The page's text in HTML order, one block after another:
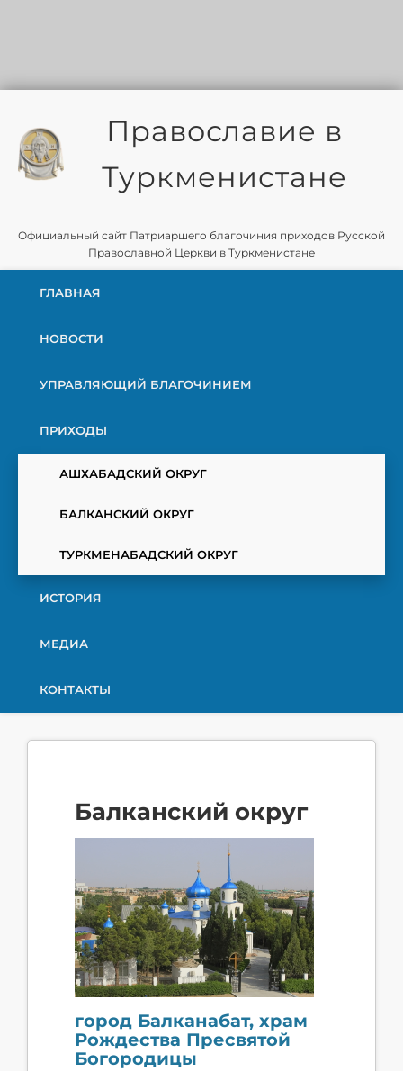
Православие в
Туркменистане
Официальный сайт Патриаршего благочиния приходов Русской
Православной Церкви в Туркменистане
ГЛАВНАЯ
НОВОСТИ
УПРАВЛЯЮЩИЙ БЛАГОЧИНИЕМ
ПРИХОДЫ
АШХАБАДСКИЙ ОКРУГ
БАЛКАНСКИЙ ОКРУГ
ТУРКМЕНАБАДСКИЙ ОКРУГ
ИСТОРИЯ
МЕДИА
КОНТАКТЫ
Балканский округ
город Балканабат, храм
Рождества Пресвятой
Богородицы